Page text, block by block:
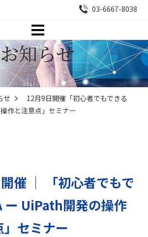
03-6667-8038
せ
12月9日開催「初心者でもできる
作と注意点」セミナー
催 ｜ 「初心者でもで
ー UiPath開発の操作
」セミナー